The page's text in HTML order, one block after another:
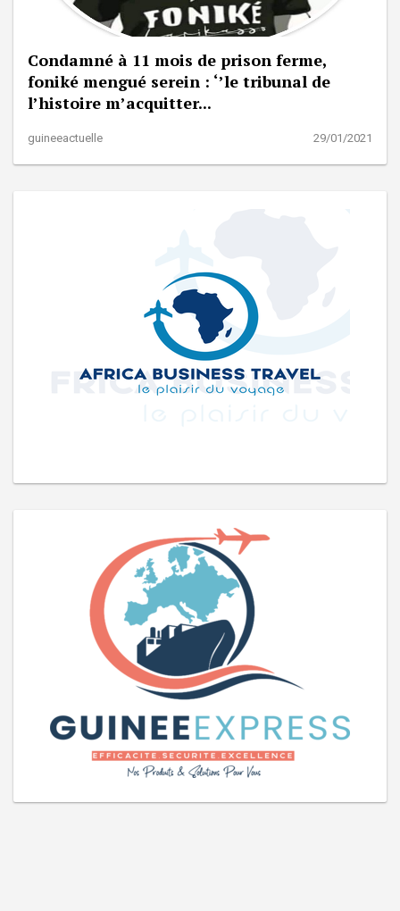
Condamné à 11 mois de prison ferme,
foniké mengué serein : ‘’le tribunal de
l’histoire m’acquitter...
guineeactuelle 29/01/2021